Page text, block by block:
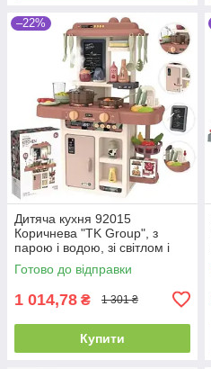
–22%
Дитяча кухня 92015
Коричнева "TK Group", з
парою і водою, зі світлом і
звуком (висота 63 см)
Готово до відправки
1 014,78 ₴ 1 301 ₴
Купити